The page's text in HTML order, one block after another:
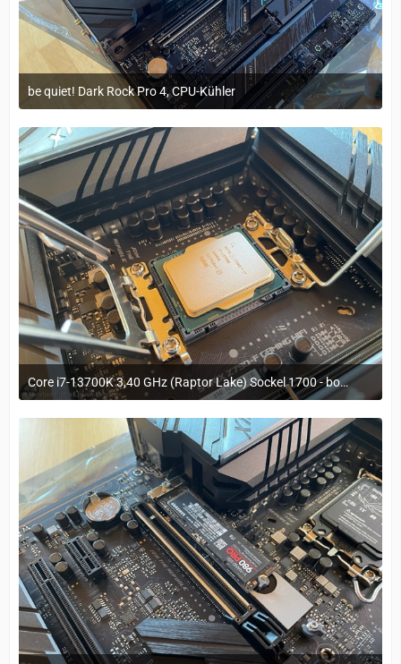
be quiet! Dark Rock Pro 4, CPU-Kühler
29. März 2023 um 11:20
Core i7-13700K 3,40 GHz (Raptor Lake) Sockel 1700 - boxed
29. März 2023 um 11:20